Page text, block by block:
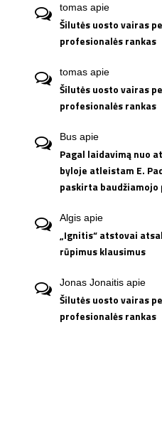
tomas apie
Šilutės uosto vairas
profesionalės rankas
tomas apie
Šilutės uosto vairas
profesionalės rankas
Bus apie
Pagal laidavimą nuo
byloje atleistam E.
paskirta
Algis apie
„Ignitis“ atstovai
rūpimus klausimus
Jonas Jonaitis apie
Šilutės uosto vairas
profesionalės rankas